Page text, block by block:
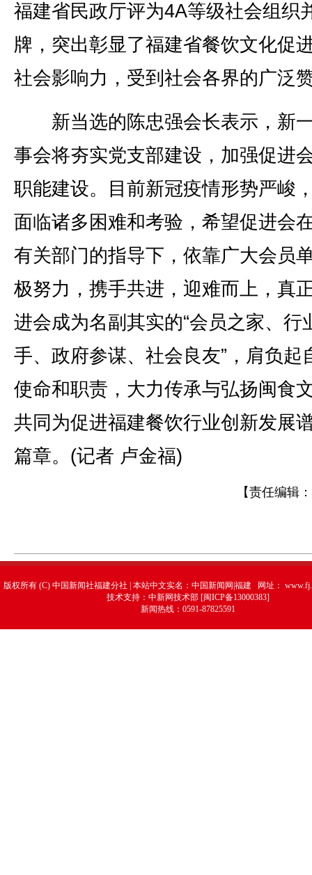
福建省民政厅评为4A等级社会组织
牌，突出彰显了福建省餐饮文化促
社会影响力，受到社会各界的广泛
新当选的陈忠强会长表示，新
事会将夯实党支部建设，加强促进
职能建设。目前新冠疫情形势严峻
面临诸多困难和考验，希望促进会
有关部门的指导下，依靠广大会员
极努力，携手共进，迎难而上，真
进会成为名副其实的“会员之家、行
手、政府参谋、社会良友”，肩负起
使命和职责，大力传承与弘扬闽食
共同为促进福建餐饮行业创新发展
篇章。(记者 卢金福)
【责任编辑：
版权所有 (C) 中国新闻社福建分社 | 本站中文实名：中国新闻网|福建 网址：
技术支持：中新网技术部 [闽ICP备13000383]
新闻热线：0591-87825591